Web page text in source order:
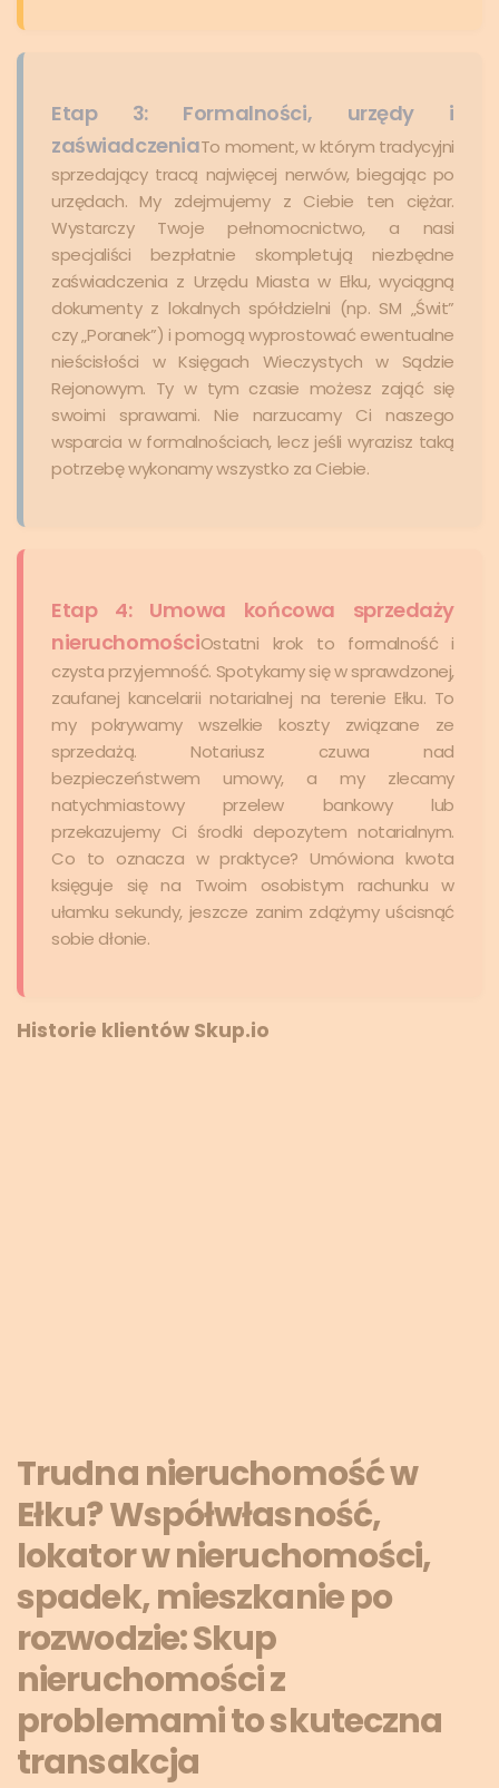
Etap 3: Formalności, urzędy i
zaświadczeniaTo moment, w którym tradycyjni
sprzedający tracą najwięcej nerwów, biegając po
urzędach. My zdejmujemy z Ciebie ten ciężar.
Wystarczy Twoje pełnomocnictwo, a nasi
specjaliści bezpłatnie skompletują niezbędne
zaświadczenia z Urzędu Miasta w Ełku, wyciągną
dokumenty z lokalnych spółdzielni (np. SM „Świt”
czy „Poranek”) i pomogą wyprostować ewentualne
nieścisłości w Księgach Wieczystych w Sądzie
Rejonowym. Ty w tym czasie możesz zająć się
swoimi sprawami. Nie narzucamy Ci naszego
wsparcia w formalnościach, lecz jeśli wyrazisz taką
potrzebę wykonamy wszystko za Ciebie.
Etap 4: Umowa końcowa sprzedaży
nieruchomościOstatni krok to formalność i
czysta przyjemność. Spotykamy się w sprawdzonej,
zaufanej kancelarii notarialnej na terenie Ełku. To
my pokrywamy wszelkie koszty związane ze
sprzedażą. Notariusz czuwa nad
bezpieczeństwem umowy, a my zlecamy
natychmiastowy przelew bankowy lub
przekazujemy Ci środki depozytem notarialnym.
Co to oznacza w praktyce? Umówiona kwota
księguje się na Twoim osobistym rachunku w
ułamku sekundy, jeszcze zanim zdążymy uścisnąć
sobie dłonie.
Historie klientów Skup.io
Trudna nieruchomość w
Ełku? Współwłasność,
lokator w nieruchomości,
spadek, mieszkanie po
rozwodzie: Skup
nieruchomości z
problemami to skuteczna
transakcja